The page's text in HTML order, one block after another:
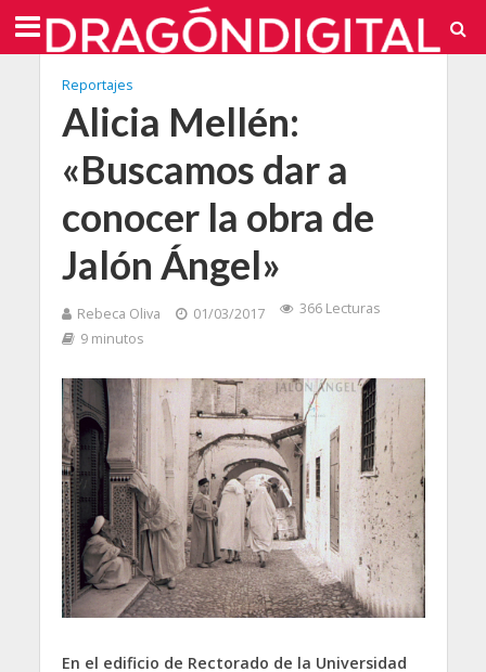
Reportajes
Alicia Mellén:
«Buscamos dar a
conocer la obra de
Jalón Ángel»
Rebeca Oliva 01/03/2017
366 Lecturas
9 minutos
En el edificio de Rectorado de la Universidad